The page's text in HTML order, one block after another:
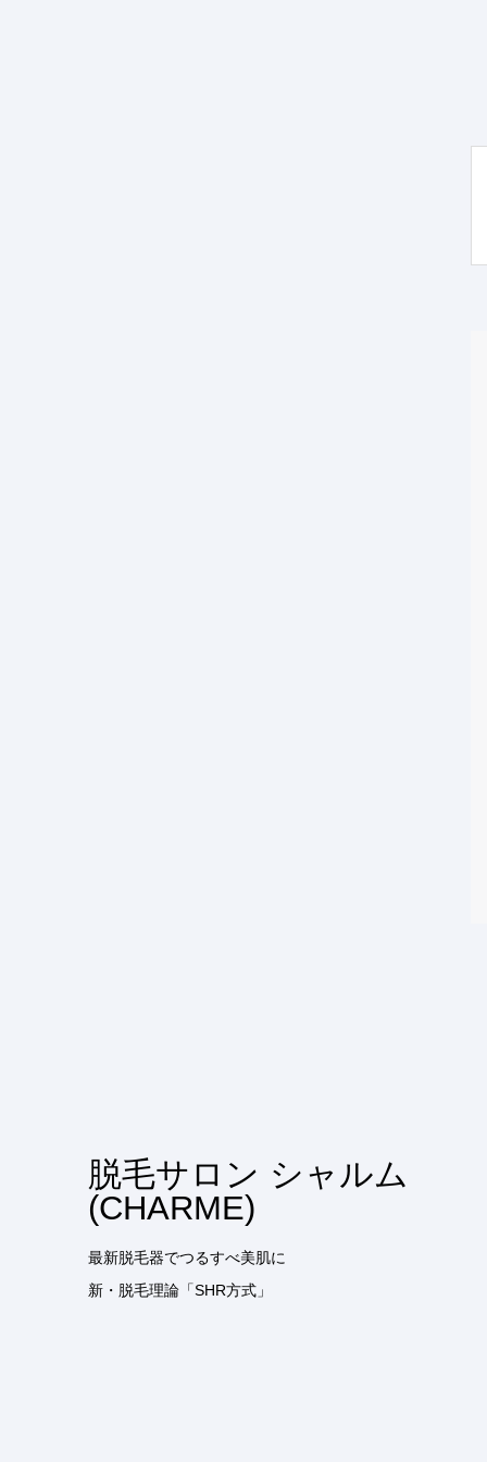
脱毛サロン シャルム
(CHARME)
最新脱毛器でつるすべ美肌に
新・脱毛理論「SHR方式」